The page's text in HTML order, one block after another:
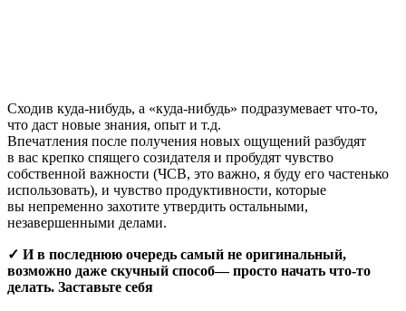
Сходив куда-нибудь, а «куда-нибудь» подразумевает что-то,
что даст новые знания, опыт и т.д.
Впечатления после получения новых ощущений разбудят
в вас крепко спящего созидателя и пробудят чувство
собственной важности (ЧСВ, это важно, я буду его частенько
использовать), и чувство продуктивности, которые
вы непременно захотите утвердить остальными,
незавершенными делами.
✓ И в последнюю очередь самый не оригинальный,
возможно даже скучный способ— просто начать что-то
делать. Заставьте себя